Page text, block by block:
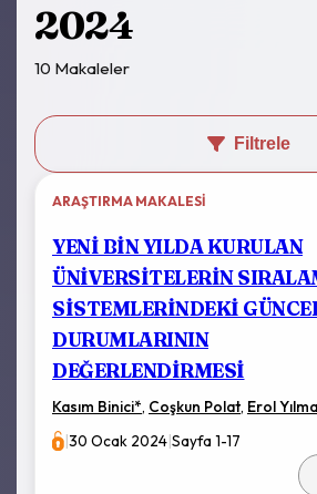
2024
10 Makaleler
Filtrele
ARAŞTIRMA MAKALESI
YENİ BİN YILDA KURULAN
ÜNİVERSİTELERİN
SİSTEMLERİNDEKİ
DURUMLARININ
DEĞERLENDİRMESİ
Kasım Binici*, Coşkun Polat, Erol
|30 Ocak 2024|Sayfa 1-17